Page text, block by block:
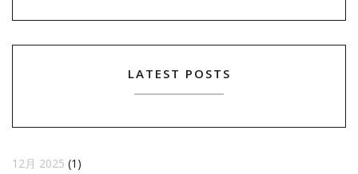
LATEST POSTS
12月 2025 (1)